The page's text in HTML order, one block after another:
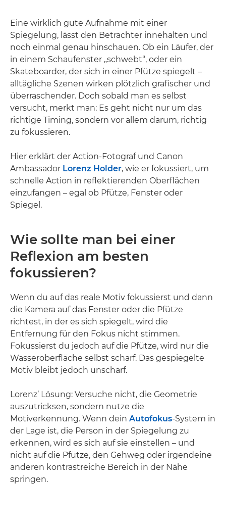
Eine wirklich gute Aufnahme mit einer
Spiegelung, lässt den Betrachter innehalten und
noch einmal genau hinschauen. Ob ein Läufer, der
in einem Schaufenster „schwebt“, oder ein
Skateboarder, der sich in einer Pfütze spiegelt –
alltägliche Szenen wirken plötzlich grafischer und
überraschender. Doch sobald man es selbst
versucht, merkt man: Es geht nicht nur um das
richtige Timing, sondern vor allem darum, richtig
zu fokussieren.
Hier erklärt der Action-Fotograf und Canon
Ambassador Lorenz Holder, wie er fokussiert, um
schnelle Action in reflektierenden Oberflächen
einzufangen – egal ob Pfütze, Fenster oder
Spiegel.
Wie sollte man bei einer
Reflexion am besten
fokussieren?
Wenn du auf das reale Motiv fokussierst und dann
die Kamera auf das Fenster oder die Pfütze
richtest, in der es sich spiegelt, wird die
Entfernung für den Fokus nicht stimmen.
Fokussierst du jedoch auf die Pfütze, wird nur die
Wasseroberfläche selbst scharf. Das gespiegelte
Motiv bleibt jedoch unscharf.
Lorenz’ Lösung: Versuche nicht, die Geometrie
auszutricksen, sondern nutze die
Motiverkennung. Wenn dein Autofokus-System in
der Lage ist, die Person in der Spiegelung zu
erkennen, wird es sich auf sie einstellen – und
nicht auf die Pfütze, den Gehweg oder irgendeine
anderen kontrastreiche Bereich in der Nähe
springen.